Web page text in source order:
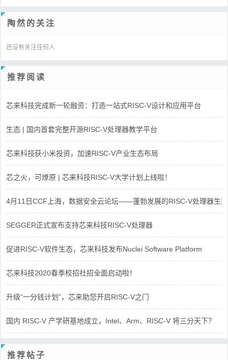
陶然的关注
还没有关注任何人
推荐阅读
芯来科技完成新一轮融资：打造一站式RISC-V设计和应用平台
生态 | 国内首套完整开源RISC-V处理器教学平台
芯来科技获小米投资，加速RISC-V产业生态布局
芯之火，可燎原 | 芯来科技RISC-V大学计划上线啦！
4月11日CCF上海，数据安全云论坛——蓬勃发展的RISC-V处理器生态
SEGGER正式宣布支持芯来科技RISC-V处理器
促进RISC-V软件生态，芯来科技发布Nuclei Software Platform
芯来科技2020春季校招社招全面启动啦！
升级“一分钱计划”，芯来助您开启RISC-V之门
国内 RISC-V 产学研基地成立，Intel、Arm、RISC-V 将三分天下？
推荐帖子